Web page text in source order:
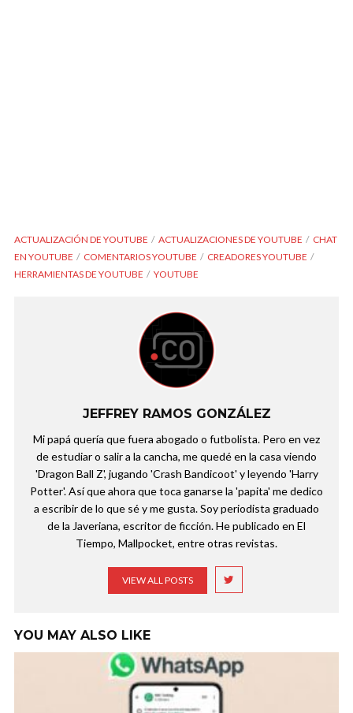
ACTUALIZACIÓN DE YOUTUBE ACTUALIZACIONES DE YOUTUBE
CHAT
EN YOUTUBE
COMENTARIOS YOUTUBE
CREADORES YOUTUBE
HERRAMIENTAS DE YOUTUBE
YOUTUBE
JEFFREY RAMOS GONZÁLEZ
Mi papá quería que fuera abogado o futbolista. Pero en vez
de estudiar o salir a la cancha, me quedé en la casa viendo
'Dragon Ball Z', jugando 'Crash Bandicoot' y leyendo 'Harry
Potter'. Así que ahora que toca ganarse la 'papita' me dedico
a escribir de lo que sé y me gusta. Soy periodista graduado
de la Javeriana, escritor de ficción. He publicado en El
Tiempo, Mallpocket, entre otras revistas.
VIEW ALL POSTS
YOU MAY ALSO LIKE